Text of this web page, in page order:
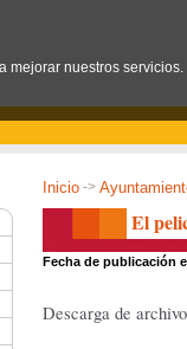
Inicio ->
El
Fecha de publicación
Descarga de
mejorar nuestros